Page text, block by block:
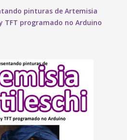
pinturas de Artemisia
TFT programado no Arduino